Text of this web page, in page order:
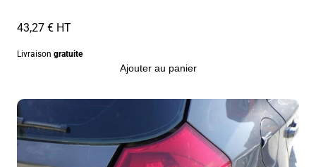
43,27 € HT
Livraison gratuite
Ajouter au panier